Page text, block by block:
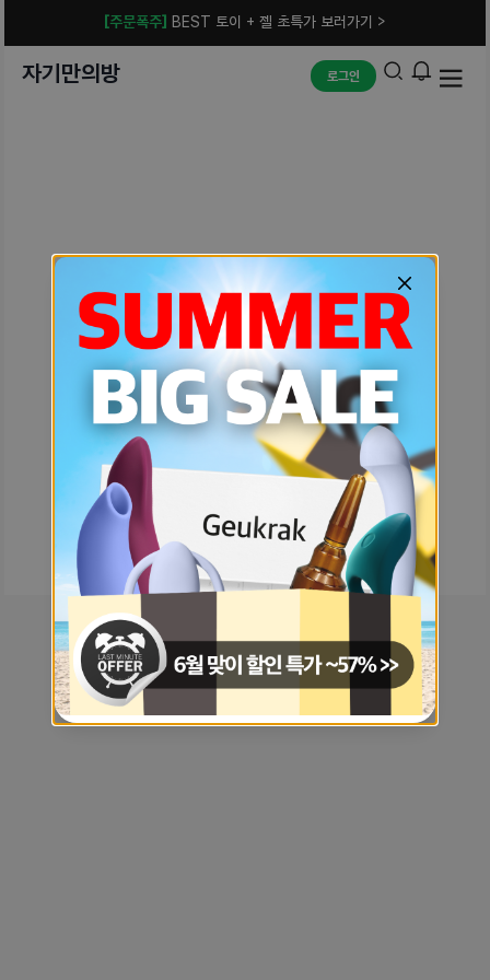
[주문폭주] BEST 토이 + 젤 초특가 보러가기 >
자기만의방 로그인
예상치 못한 에러입니다.